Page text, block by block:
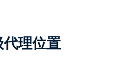
代理位置